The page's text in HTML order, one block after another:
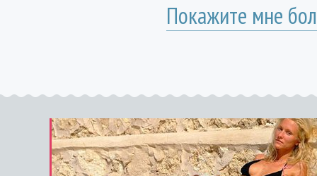
Покажите мне